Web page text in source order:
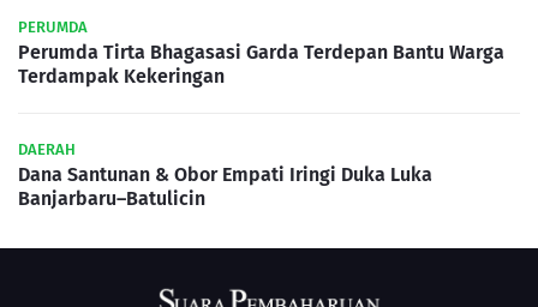
PERUMDA
Perumda Tirta Bhagasasi Garda Terdepan Bantu Warga
Terdampak Kekeringan
DAERAH
Dana Santunan & Obor Empati Iringi Duka Luka
Banjarbaru–Batulicin